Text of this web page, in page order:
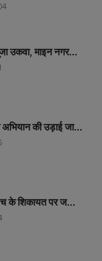
उकवा, माइन नगर...
अभियान की उड़ाई जा...
के शिकायत पर ज...